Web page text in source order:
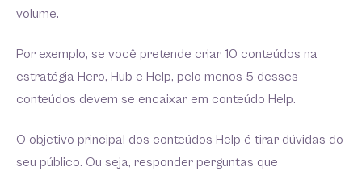
volume.
Por exemplo, se você pretende criar 10 conteúdos na
estratégia Hero, Hub e Help, pelo menos 5 desses
conteúdos devem se encaixar em conteúdo Help.
O objetivo principal dos conteúdos Help é tirar dúvidas do
seu público. Ou seja, responder perguntas que